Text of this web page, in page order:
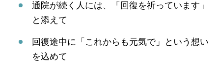
通院が続く人には、「回復を祈っています」
と添えて
回復途中に「これからも元気で」という想い
を込めて